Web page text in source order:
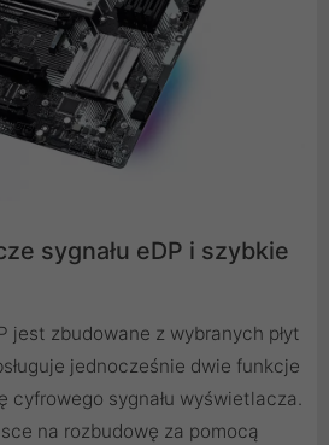
sygnału eDP i szybkie
jest zbudowane z wybranych płyt
jednocześnie dwie funkcje
cyfrowego sygnału wyświetlacza.
na rozbudowę za pomocą